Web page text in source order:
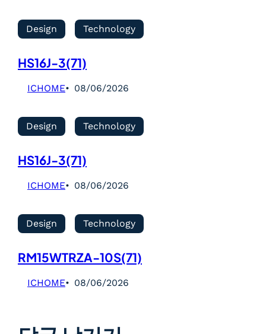
Design Technology
HS16J-3(71)
ICHOME 08/06/2026
Design Technology
HS16J-3(71)
ICHOME 08/06/2026
Design Technology
RM15WTRZA-10S(71)
ICHOME 08/06/2026